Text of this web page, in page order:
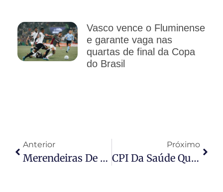
Vasco vence o Fluminense
e garante vaga nas
quartas de final da Copa
do Brasil
Anterior
Merendeiras De Lucas Do Rio Verde Vencem Concurso Nacional De Melhores Receitas Da Alimentação Escolar
Próximo
CPI Da Saúde Quer Perícia Técnica Sobre Invasão Cibernética Que Atingiu A SES